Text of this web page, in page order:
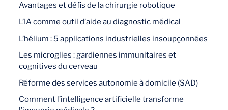
Avantages et défis de la chirurgie robotique
L’IA comme outil d’aide au diagnostic médical
L’hélium : 5 applications industrielles insoupçonnées
Les microglies : gardiennes immunitaires et
cognitives du cerveau
Réforme des services autonomie à domicile (SAD)
Comment l’intelligence artificielle transforme